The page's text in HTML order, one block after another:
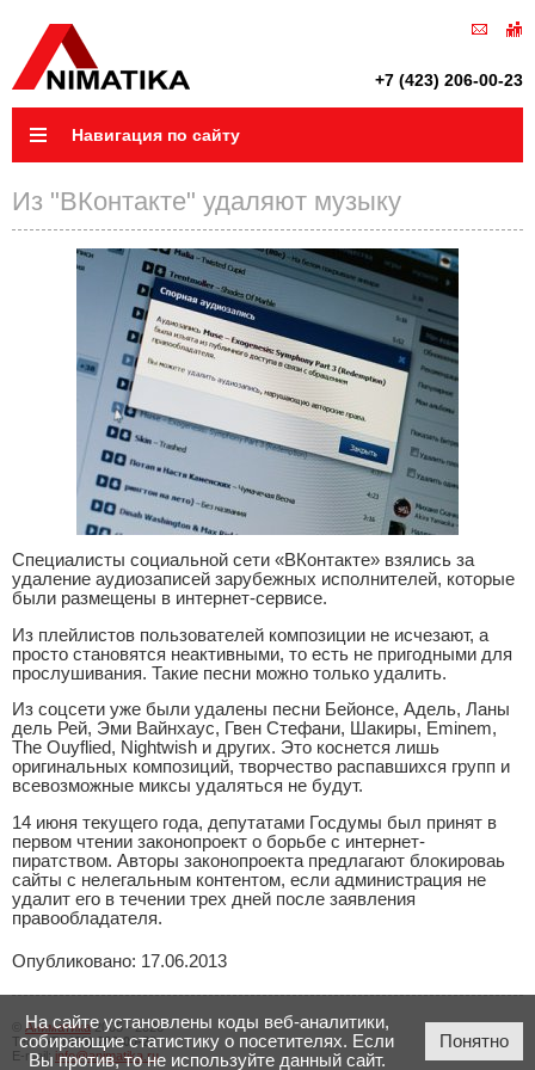
+7 (423) 206-00-23
Навигация по сайту
Из "ВКонтакте" удаляют музыку
Специалисты социальной сети «ВКонтакте» взялись за
удаление аудиозаписей зарубежных исполнителей, которые
были размещены в интернет-сервисе.
Из плейлистов пользователей композиции не исчезают, а
просто становятся неактивными, то есть не пригодными для
прослушивания. Такие песни можно только удалить.
Из соцсети уже были удалены песни Бейонсе, Адель, Ланы
дель Рей, Эми Вайнхаус, Гвен Стефани, Шакиры, Eminem,
The Ouyflied, Nightwish и других. Это коснется лишь
оригинальных композиций, творчество распавшихся групп и
всевозможные миксы удаляться не будут.
14 июня текущего года, депутатами Госдумы был принят в
первом чтении законопроект о борьбе с интернет-
пиратством. Авторы законопроекта предлагают блокироваь
сайты с нелегальным контентом, если администрация не
удалит его в течении трех дней после заявления
правообладателя.
Опубликовано: 17.06.2013
Аниматика2005 - 2026
Тел.:+7 (423) 206-00-23
E-mail: info@animatika.ru
На сайте установлены коды веб-аналитики,
собирающие статистику о посетителях. Если
Вы против, то не используйте данный сайт.
Понятно